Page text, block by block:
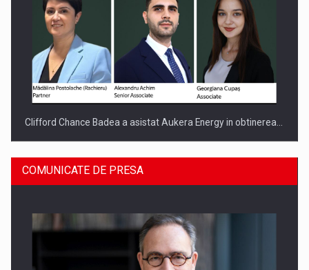
Clifford Chance Badea a asistat Aukera Energy in obtinerea…
COMUNICATE DE PRESA